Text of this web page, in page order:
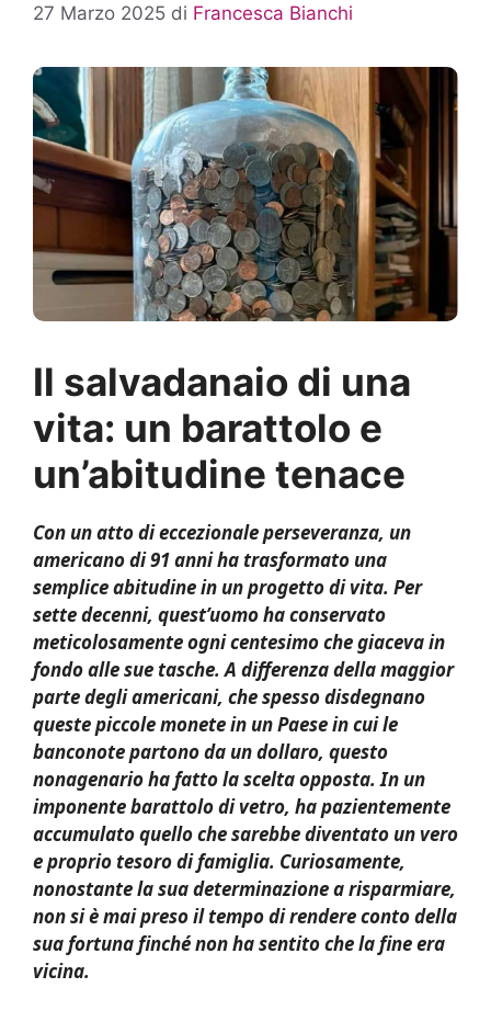
27 Marzo 2025 di Francesca Bianchi
Il salvadanaio di una
vita: un barattolo e
un’abitudine tenace
Con un atto di eccezionale perseveranza, un
americano di 91 anni ha trasformato una
semplice abitudine in un progetto di vita. Per
sette decenni, quest’uomo ha conservato
meticolosamente ogni centesimo che giaceva in
fondo alle sue tasche. A differenza della maggior
parte degli americani, che spesso disdegnano
queste piccole monete in un Paese in cui le
banconote partono da un dollaro, questo
nonagenario ha fatto la scelta opposta. In un
imponente barattolo di vetro, ha pazientemente
accumulato quello che sarebbe diventato un vero
e proprio tesoro di famiglia. Curiosamente,
nonostante la sua determinazione a risparmiare,
non si è mai preso il tempo di rendere conto della
sua fortuna finché non ha sentito che la fine era
vicina.